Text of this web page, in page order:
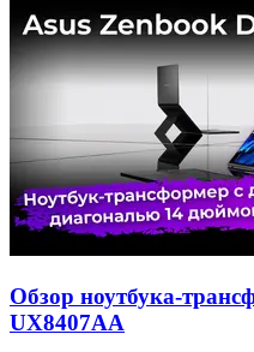
Обзор ноутбука-
UX8407AA